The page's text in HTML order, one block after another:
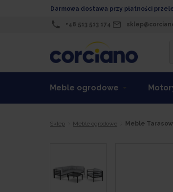
Darmowa dostawa przy płatności
+48 513 513 174
Meble ogrodowe
Sklep Meble ogrodowe Meble